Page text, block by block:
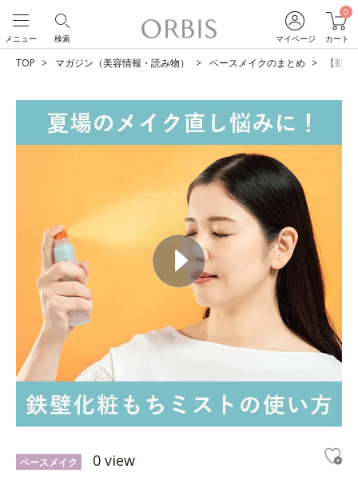
マイページ
0
カート
検索
メニュー
TOP マガジン（美容情報・読み物） ベースメイクのまとめ 【動
ベースメイク 0 view